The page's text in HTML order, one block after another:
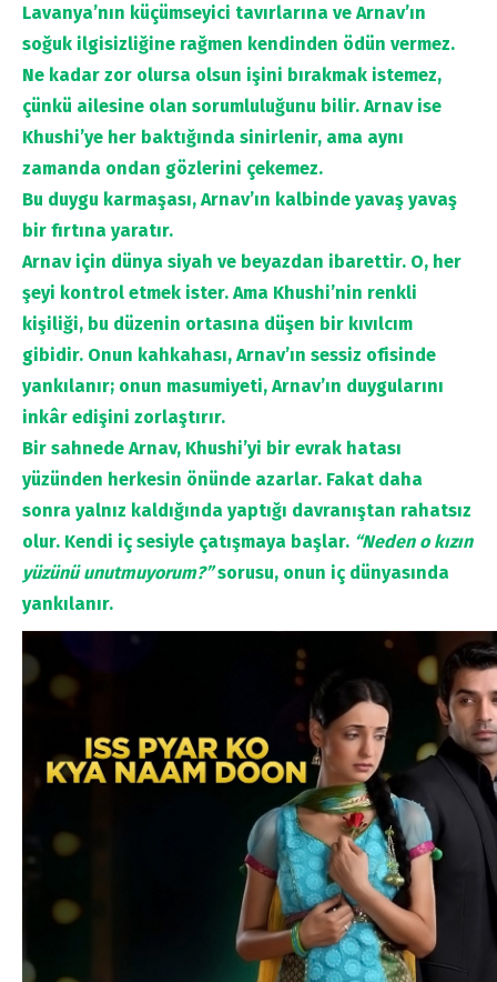
Lavanya’nın küçümseyici tavırlarına ve Arnav’ın
soğuk ilgisizliğine rağmen kendinden ödün vermez.
Ne kadar zor olursa olsun işini bırakmak istemez,
çünkü ailesine olan sorumluluğunu bilir. Arnav ise
Khushi’ye her baktığında sinirlenir, ama aynı
zamanda ondan gözlerini çekemez.
Bu duygu karmaşası, Arnav’ın kalbinde yavaş yavaş
bir fırtına yaratır.
Arnav için dünya siyah ve beyazdan ibarettir. O, her
şeyi kontrol etmek ister. Ama Khushi’nin renkli
kişiliği, bu düzenin ortasına düşen bir kıvılcım
gibidir. Onun kahkahası, Arnav’ın sessiz ofisinde
yankılanır; onun masumiyeti, Arnav’ın duygularını
inkâr edişini zorlaştırır.
Bir sahnede Arnav, Khushi’yi bir evrak hatası
yüzünden herkesin önünde azarlar. Fakat daha
sonra yalnız kaldığında yaptığı davranıştan rahatsız
olur. Kendi iç sesiyle çatışmaya başlar. “Neden o kızın
yüzünü unutmuyorum?”sorusu, onun iç dünyasında
yankılanır.